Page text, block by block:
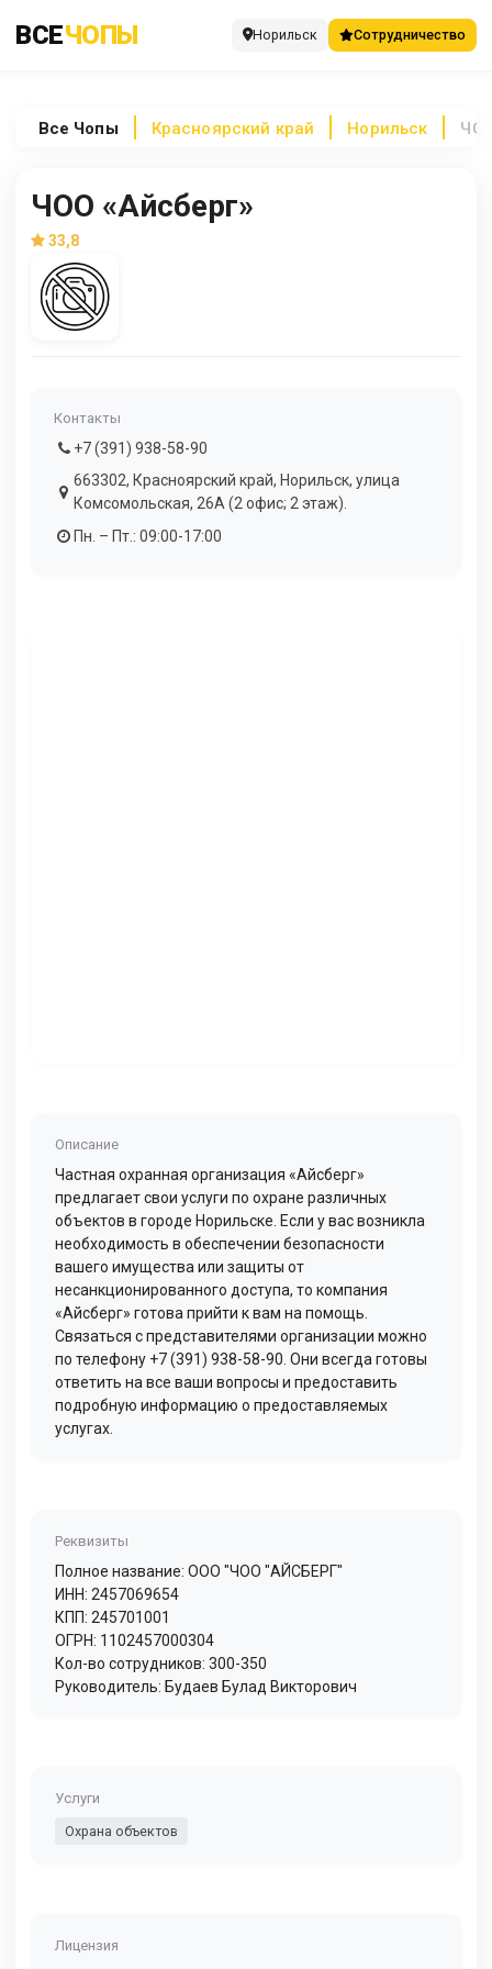
ВСЕЧОПЫ Норильск Сотрудничество
Все Чопы Красноярский край Норильск
ЧОО «Айсберг»
33,8
Контакты
+7 (391) 938-58-90
663302, Красноярский край, Норильск, улица
Комсомольская, 26А (2 офис; 2 этаж).
Пн. – Пт.: 09:00-17:00
Описание
Частная охранная организация «Айсберг»
предлагает свои услуги по охране различных
объектов в городе Норильске. Если у вас возникла
необходимость в обеспечении безопасности
вашего имущества или защиты от
несанкционированного доступа, то компания
«Айсберг» готова прийти к вам на помощь.
Связаться с представителями организации можно
по телефону +7 (391) 938-58-90. Они всегда готовы
ответить на все ваши вопросы и предоставить
подробную информацию о предоставляемых
услугах.
Реквизиты
Полное название: ООО "ЧОО "АЙСБЕРГ"
ИНН: 2457069654
КПП: 245701001
ОГРН: 1102457000304
Кол-во сотрудников: 300-350
Руководитель: Будаев Булад Викторович
Услуги
Охрана объектов
Лицензия